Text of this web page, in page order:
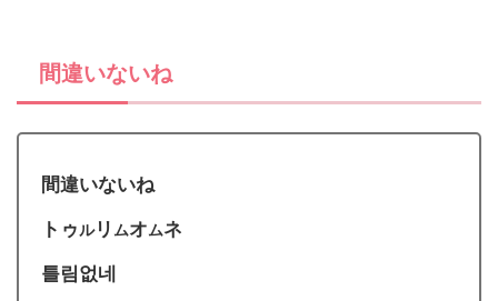
間違いないね
間違いないね
トゥルリ ムオムネ
틀림없네